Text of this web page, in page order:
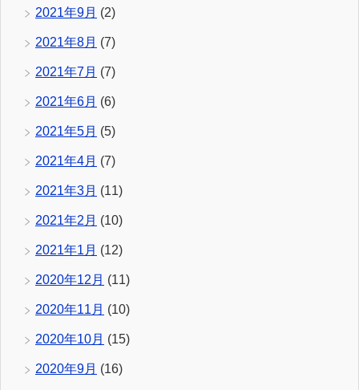
2021年9月 (2)
2021年8月 (7)
2021年7月 (7)
2021年6月 (6)
2021年5月 (5)
2021年4月 (7)
2021年3月 (11)
2021年2月 (10)
2021年1月 (12)
2020年12月 (11)
2020年11月 (10)
2020年10月 (15)
2020年9月 (16)